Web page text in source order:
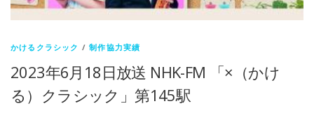
かけるクラシック /制作協力実績
2023年6月18日放送 NHK-FM 「×（かけ
る）クラシック」第145駅